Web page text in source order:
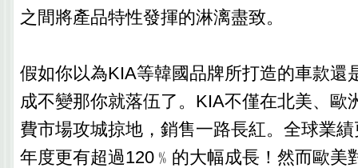
之間將產品特性發揮的淋漓盡致。
假如你以為KIA等韓國品牌所打造的車款還
成不變那你就落伍了。KIA不僅在北美、歐
費市場攻城掠地，銷售一路長紅。全球業
年度更有超過120﹪的大幅成長！然而歐美